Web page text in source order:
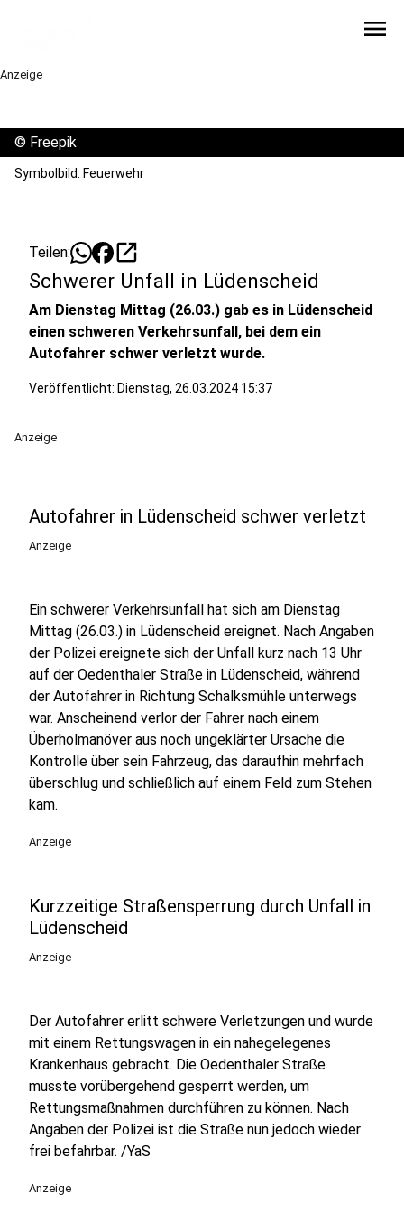
menu
Anzeige
© Freepik
Symbolbild: Feuerwehr
Teilen: open_in_new
Schwerer Unfall in Lüdenscheid
Am Dienstag Mittag (26.03.) gab es in Lüdenscheid
einen schweren Verkehrsunfall, bei dem ein
Autofahrer schwer verletzt wurde.
Veröffentlicht: Dienstag, 26.03.2024 15:37
Anzeige
Autofahrer in Lüdenscheid schwer verletzt
Anzeige
Ein schwerer Verkehrsunfall hat sich am Dienstag
Mittag (26.03.) in Lüdenscheid ereignet. Nach Angaben
der Polizei ereignete sich der Unfall kurz nach 13 Uhr
auf der Oedenthaler Straße in Lüdenscheid, während
der Autofahrer in Richtung Schalksmühle unterwegs
war. Anscheinend verlor der Fahrer nach einem
Überholmanöver aus noch ungeklärter Ursache die
Kontrolle über sein Fahrzeug, das daraufhin mehrfach
überschlug und schließlich auf einem Feld zum Stehen
kam.
Anzeige
Kurzzeitige Straßensperrung durch Unfall in
Lüdenscheid
Anzeige
Der Autofahrer erlitt schwere Verletzungen und wurde
mit einem Rettungswagen in ein nahegelegenes
Krankenhaus gebracht. Die Oedenthaler Straße
musste vorübergehend gesperrt werden, um
Rettungsmaßnahmen durchführen zu können. Nach
Angaben der Polizei ist die Straße nun jedoch wieder
frei befahrbar. /YaS
Anzeige